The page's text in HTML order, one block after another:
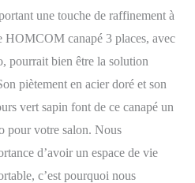
une touche de raffinement à
HOMCOM canapé 3 places, avec
pourrait bien être la solution
piètement en acier doré et son
vert sapin font de ce canapé un
pour votre salon. Nous
d’avoir un espace de vie
c’est pourquoi nous